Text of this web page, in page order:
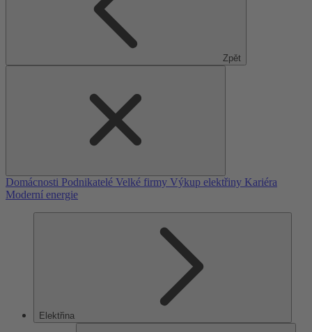
Zpět
Domácnosti Podnikatelé Velké firmy Výkup elektřiny Kariéra
Moderní energie
Elektřina